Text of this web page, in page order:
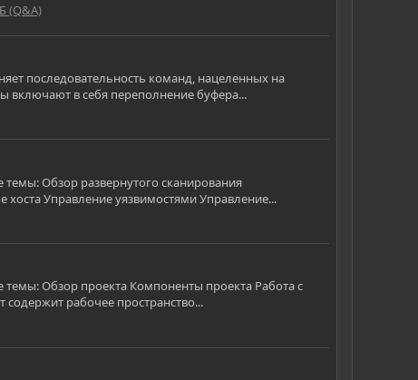
(Q&A)
последовательность команд, нацеленных на
включают в себя переполнение буфера...
Обзор развернутого сканирования
Управление уязвимостями Управление...
Обзор проекта Компоненты проекта Работа с
рабочее пространство...